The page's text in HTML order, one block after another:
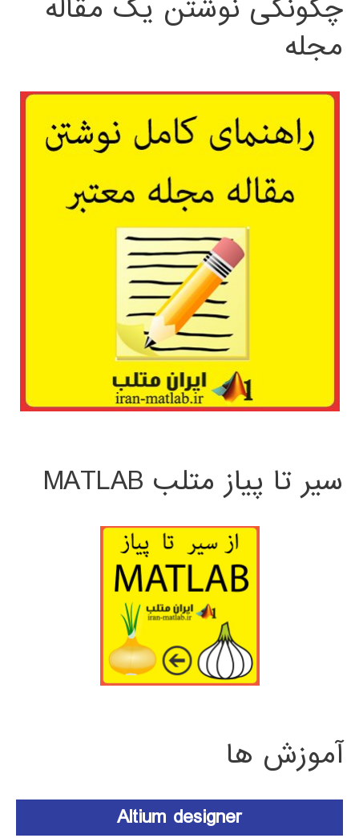
چگونگی نوشتن یک مقاله
مجله
سیر تا پیاز متلب MATLAB
آموزش ها
Altium designer